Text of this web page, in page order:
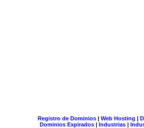
Registro de Dominios| Web Hosting |
Dominios Expirados | Industrias |